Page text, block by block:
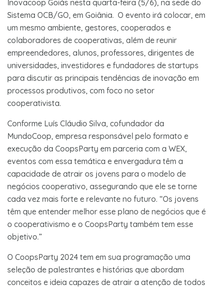
Inovacoop Goiás nesta quarta-feira (5/6), na sede do
Sistema OCB/GO, em Goiânia. O evento irá colocar, em
um mesmo ambiente, gestores, cooperados e
colaboradores de cooperativas, além de reunir
empreendedores, alunos, professores, dirigentes de
universidades, investidores e fundadores de startups
para discutir as principais tendências de inovação em
processos produtivos, com foco no setor
cooperativista.
Conforme Luís Cláudio Silva, cofundador da
MundoCoop, empresa responsável pelo formato e
execução da CoopsParty em parceria com a WEX,
eventos com essa temática e envergadura têm a
capacidade de atrair os jovens para o modelo de
negócios cooperativo, assegurando que ele se torne
cada vez mais forte e relevante no futuro. “Os jovens
têm que entender melhor esse plano de negócios que é
o cooperativismo e o CoopsParty também tem esse
objetivo.”
O CoopsParty 2024 tem em sua programação uma
seleção de palestrantes e histórias que abordam
conceitos e ideia capazes de atrair a atenção de todos